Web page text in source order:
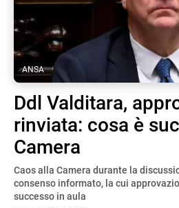
ANSA
Ddl Valditara,
rinviata: cosa è
Camera
Caos alla Camera durante la
consenso informato, la cui
successo in aula